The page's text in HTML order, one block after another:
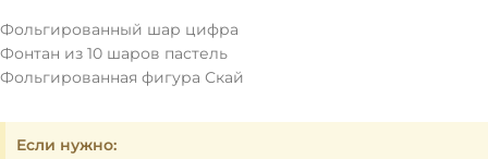
Фольгированный шар цифра
Фонтан из 10 шаров пастель
Фольгированная фигура Скай
Если нужно: